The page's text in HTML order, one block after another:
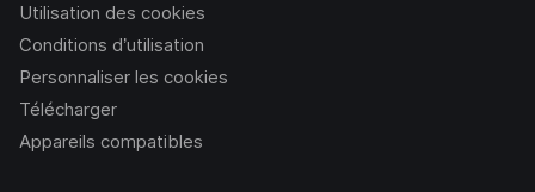
Utilisation des cookies
Conditions d’utilisation
Personnaliser les cookies
Télécharger
Appareils compatibles